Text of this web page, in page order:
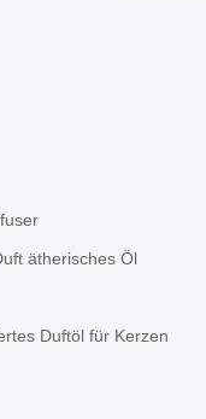
ätherisches Öl
Duftöl für Kerzen